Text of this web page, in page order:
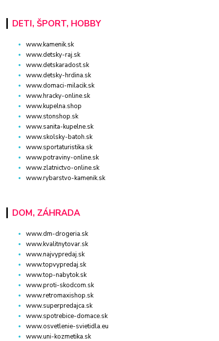
DETI, ŠPORT, HOBBY
www.kamenik.sk
www.detsky-raj.sk
www.detskaradost.sk
www.detsky-hrdina.sk
www.domaci-milacik.sk
www.hracky-online.sk
www.kupelna.shop
www.stonshop.sk
www.sanita-kupelne.sk
www.skolsky-batoh.sk
www.sportaturistika.sk
www.potraviny-online.sk
www.zlatnictvo-online.sk
www.rybarstvo-kamenik.sk
DOM, ZÁHRADA
www.dm-drogeria.sk
www.kvalitnytovar.sk
www.najvypredaj.sk
www.topvypredaj.sk
www.top-nabytok.sk
www.proti-skodcom.sk
www.retromaxishop.sk
www.superpredajca.sk
www.spotrebice-domace.sk
www.osvetlenie-svietidla.eu
www.uni-kozmetika.sk